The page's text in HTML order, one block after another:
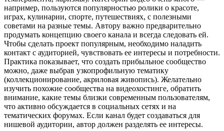
например, пользуются популярностью ролики о красоте,
играх, кулинарии, спорте, путешествиях, с полезными
советами на разные темы. Автору важно предварительно
продумать концепцию своего канала и всегда следовать ей.
Чтобы сделать проект популярным, необходимо наладить
контакт с аудиторией, чувствовать ее интересы и потребности.
Практика показывает, что создать прибыльное сообщество
можно, даже выбрав узкопрофильную тематику
(коллекционирование, акриловая живопись). Желательно
изучить похожие сообщества на видеохостинге, обратить
внимание, какие темы близки современным пользователям,
что активно обсуждается в социальных сетях и на
тематических форумах. Если канал будет создаваться для
нишевой аудитории, автор должен разделять ее интересы.